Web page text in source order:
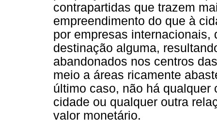
contrapartidas que trazem
empreendimento do que à
por empresas internacionais,
destinação alguma,
abandonados nos centros
meio a áreas ricamente
último caso, não há qualquer
cidade ou qualquer outra
valor monetário.